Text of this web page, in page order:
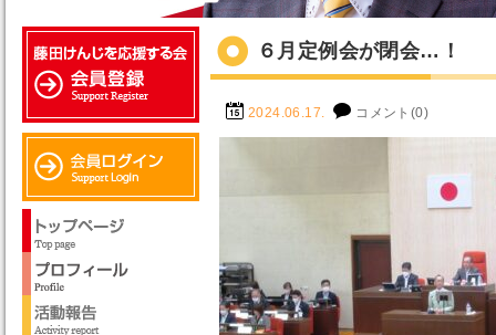
６月定例会が閉会…！
2024.06.17. コメント(0)